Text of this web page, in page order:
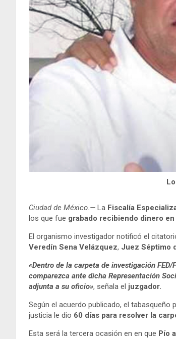
Ciudad de México.— La Fiscalía
los que fue grabado recibiendo dinero
El organismo investigador notificó el
Veredín Sena Velázquez, Juez Séptimo
«Dentro de la carpeta de investigación
comparezca ante dicha Representación
adjunta a su oficio», señala el juzgador.
Según el acuerdo publicado, el tabasqueño
justicia le dio 60 días para resolver la
Esta será la tercera ocasión en en que Pío